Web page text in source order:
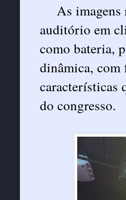
As
auditório em
como bateria,
dinâmica,
características
do congresso.